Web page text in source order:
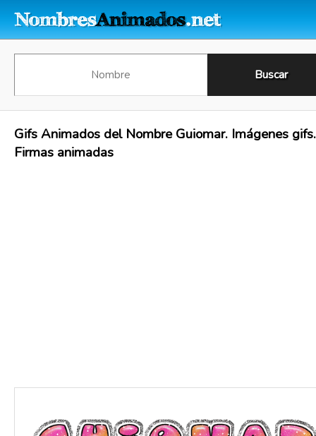
Gifs Animados del Nombre Guiomar. Imágenes gifs.
Firmas animadas